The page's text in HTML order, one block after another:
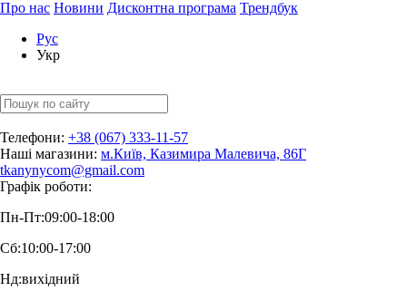
Про нас Новини Дисконтна програма Трендбук
Рус
Укр
Телефони: +38 (067) 333-11-57
Наші магазини: м.Київ, Казимира Малевича, 86Г
tkanynycom@gmail.com
Графік роботи:
Пн-Пт:09:00-18:00
Сб:10:00-17:00
Нд:вихідний